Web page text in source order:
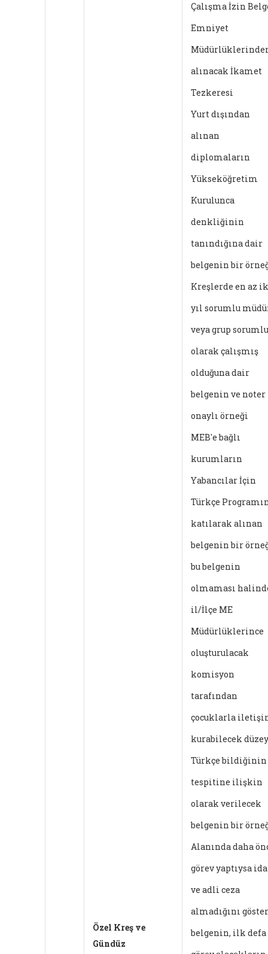
Özel Kreş ve
Gündüz
Çalışma İzin
Emniyet
alınacak İkamet
Tezkeresi
Yurt dışından
alınan
diplomaların
Yükseköğretim
Kurulunca
denkliğinin
tanındığına dair
belgenin bir
Kreşlerde en az
yıl sorumlu
veya grup
olarak çalışmış
olduğuna dair
belgenin ve noter
onaylı örneği
MEB'e bağlı
kurumların
Yabancılar İçin
Türkçe
katılarak alınan
belgenin bir
bu belgenin
olmaması
il/İlçe ME
Müdürlüklerince
oluşturulacak
komisyon
tarafından
çocuklarla
kurabilecek
Türkçe bildiğinin
tespitine ilişkin
olarak verilecek
belgenin bir
Alanında daha
görev yaptıysa
ve adli ceza
almadığını
belgenin, ilk defa